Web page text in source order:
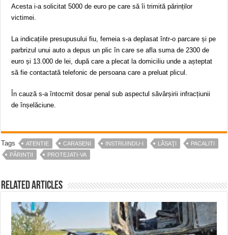
Acesta i-a solicitat 5000 de euro pe care să îi trimită părinților
victimei.
La indicațiile presupusului fiu, femeia s-a deplasat într-o parcare și pe
parbrizul unui auto a depus un plic în care se afla suma de 2300 de
euro și 13.000 de lei, după care a plecat la domiciliu unde a așteptat
să fie contactată telefonic de persoana care a preluat plicul.
În cauză s-a întocmit dosar penal sub aspectul săvârșirii infracțiunii
de înșelăciune.
Tags ATENTIE CARASENI INSTRUINDU-I LĂSAŢI
PACALITI
PĂRINȚII
PROTEJATI-VA
Related Articles